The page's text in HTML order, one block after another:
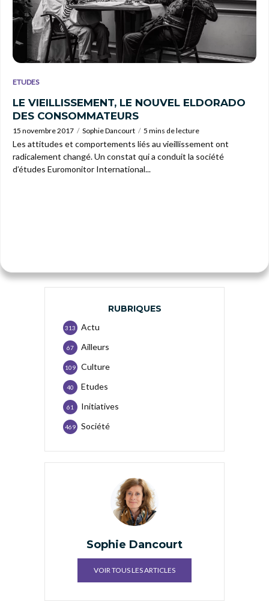
ETUDES
LE VIEILLISSEMENT, LE NOUVEL ELDORADO
DES CONSOMMATEURS
15 novembre 2017 Sophie Dancourt 5 mins de lecture
Les attitudes et comportements liés au vieillissement ont
radicalement changé. Un constat qui a conduit la société
d’études Euromonitor International...
RUBRIQUES
Actu
313
Ailleurs
67
Culture
109
Etudes
40
Initiatives
61
Société
469
Sophie Dancourt
VOIR TOUS LES ARTICLES